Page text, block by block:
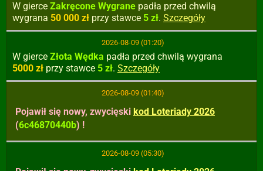
W gierce Zakręcone Wygrane padła przed chwilą
wygrana 50 000 zł przy stawce 5 zł. Szczegóły
2026-08-09 (01:20)
W gierce Złota Wędka padła przed chwilą wygrana
5000 zł przy stawce 5 zł. Szczegóły
2026-08-09 (01:40)
Pojawił się nowy, zwycięski kod Loteriady 2026
(6c46870440b) !
2026-08-09 (05:30)